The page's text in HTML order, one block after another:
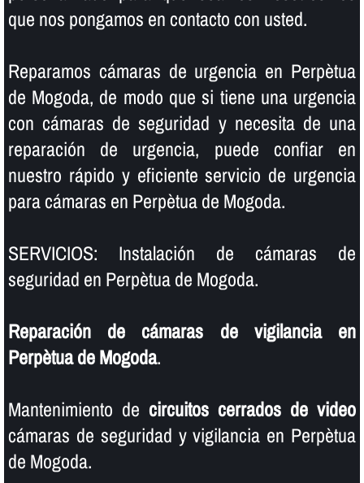
que nos pongamos en contacto con usted.
Reparamos cámaras de urgencia en Perpètua
de Mogoda, de modo que si tiene una urgencia
con cámaras de seguridad y necesita de una
reparación de urgencia, puede confiar en
nuestro rápido y eficiente servicio de urgencia
para cámaras en Perpètua de Mogoda.
SERVICIOS: Instalación de cámaras de
seguridad en Perpètua de Mogoda.
Reparación de cámaras de vigilancia en
Perpètua de Mogoda.
Mantenimiento de circuitos cerrados de video
cámaras de seguridad y vigilancia en Perpètua
de Mogoda.